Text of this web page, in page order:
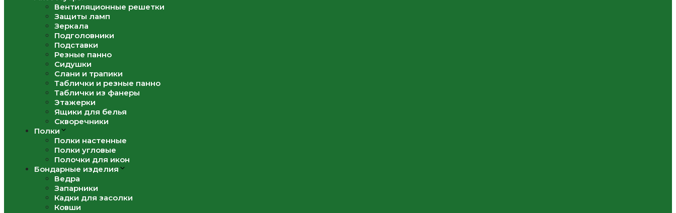
Вентиляционные решетки
Защиты ламп
Зеркала
Подголовники
Подставки
Резные панно
Сидушки
Слани и трапики
Таблички и резные панно
Таблички из фанеры
Этажерки
Ящики для белья
Скворечники
Полки
Полки настенные
Полки угловые
Полочки для икон
Бондарные изделия
Ведра
Запарники
Кадки для засолки
Ковши